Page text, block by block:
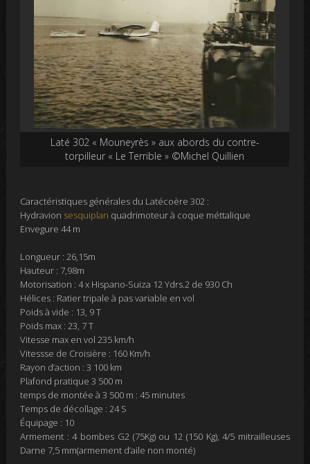
Laté 302 « Mouneyrès » aux abords du contre-
torpilleur « Le Terrible » ©Michel Quillien
Caractéristiques générales du Latécoère 302 :
Hydravion sesquiplan quadrimoteur à coque méttalique
Envegure 44 m
Longueur : 26,15m
Hauteur : 7,98m
Motorisation : 4 x Hispano-Suiza 12 Ydrs.2 de 930 Ch
Hélices : Ratier tripale à pas variable en vol
Poids à vide : 13, 9 T
Poids max : 23, 7 T
Vitesse max en vol 235 km/h
Vitessse de Croisière : 160 Km/h
Rayon d’action : 3 100 km
Plafond pratique 3 500 m
temps de montée à 3 500 m : 45 minutes
Temps de décollage : 24 S
Équipage : 10
Armement : 4 bombes G2 (75Kg) ou 12 (150 Kg), 4/5 mitrailleuses
Darne 7,5 mm(armement d’aile non monté)